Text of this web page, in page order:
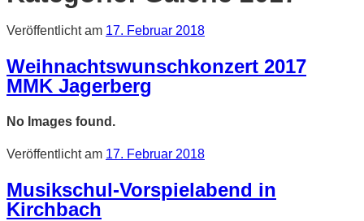
Veröffentlicht am 17. Februar 2018
Weihnachtswunschkonzert 2017
MMK Jagerberg
No Images found.
Veröffentlicht am 17. Februar 2018
Musikschul-Vorspielabend in
Kirchbach